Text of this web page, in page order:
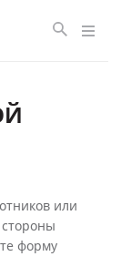
или
форму